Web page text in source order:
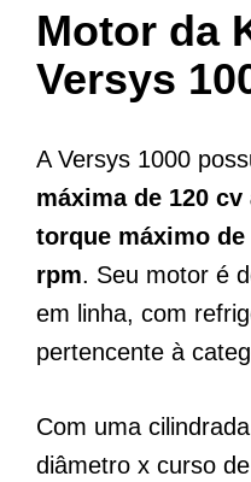
Motor da
Versys
A Versys 1000
máxima de 120
torque máximo de
rpm. Seu motor é
em linha, com
pertencente à
Com uma
diâmetro x curso